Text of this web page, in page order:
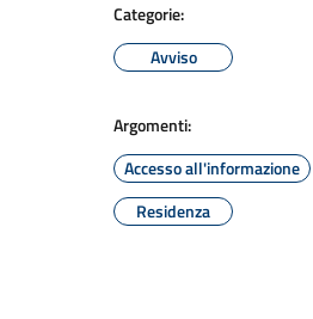
Categorie:
Avviso
Argomenti:
Accesso all'informazione
Residenza